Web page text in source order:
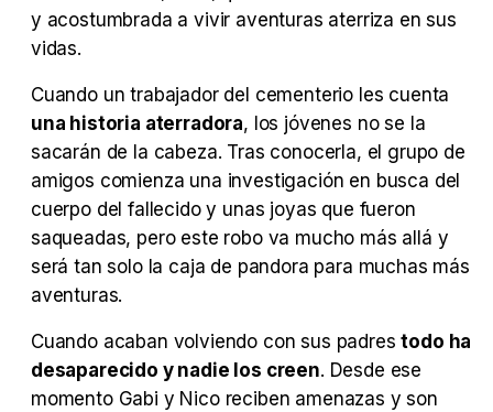
y acostumbrada a vivir aventuras aterriza en sus
vidas.
Cuando un trabajador del cementerio les cuenta
una historia aterradora, los jóvenes no se la
sacarán de la cabeza. Tras conocerla, el grupo de
amigos comienza una investigación en busca del
cuerpo del fallecido y unas joyas que fueron
saqueadas, pero este robo va mucho más allá y
será tan solo la caja de pandora para muchas más
aventuras.
Cuando acaban volviendo con sus padrestodo ha
desaparecido y nadie los creen. Desde ese
momento Gabi y Nico reciben amenazas y son